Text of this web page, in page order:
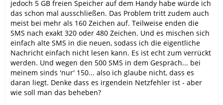
jedoch 5 GB freien Speicher auf dem Handy habe würde ich
das schon mal ausschließen. Das Problem tritt zudem auch
meist bei mehr als 160 Zeichen auf. Teilweise enden die
SMS nach exakt 320 oder 480 Zeichen. Und es mischen sich
einfach alte SMS in die neuen, sodass ich die eigentliche
Nachricht einfach nicht lesen kann. Es ist echt zum verrückt
werden. Und wegen den 500 SMS in dem Gespräch... bei
meinem sinds 'nur' 150... also ich glaube nicht, dass es
daran liegt. Denke dass es irgendein Netzfehler ist - aber
wie soll man das beheben?